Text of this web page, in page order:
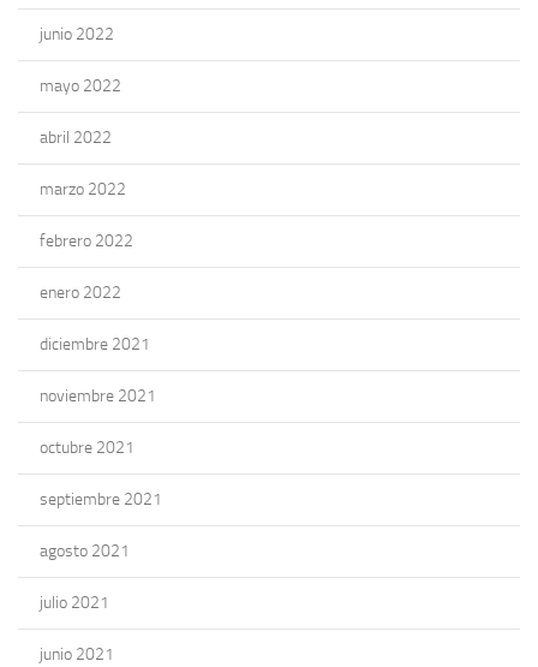
junio 2022
mayo 2022
abril 2022
marzo 2022
febrero 2022
enero 2022
diciembre 2021
noviembre 2021
octubre 2021
septiembre 2021
agosto 2021
julio 2021
junio 2021